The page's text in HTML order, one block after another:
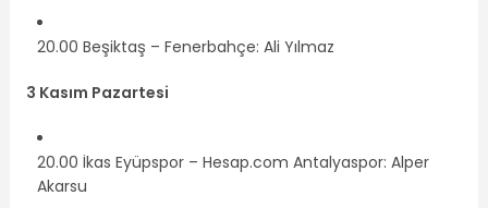
20.00 Beşiktaş – Fenerbahçe: Ali Yılmaz
3 Kasım Pazartesi
20.00 İkas Eyüpspor – Hesap.com Antalyaspor: Alper
Akarsu